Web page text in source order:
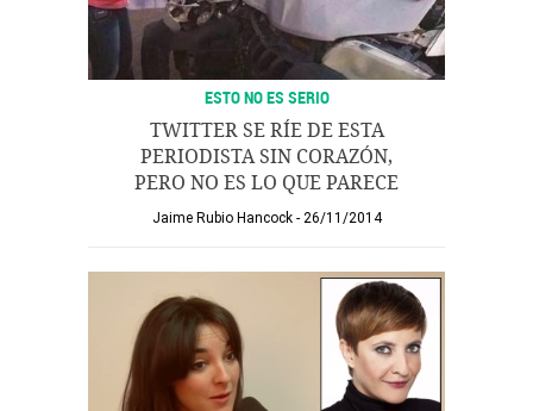
ESTO NO ES SERIO
TWITTER SE RÍE DE ESTA
PERIODISTA SIN CORAZÓN,
PERO NO ES LO QUE PARECE
Jaime Rubio Hancock 26/11/2014